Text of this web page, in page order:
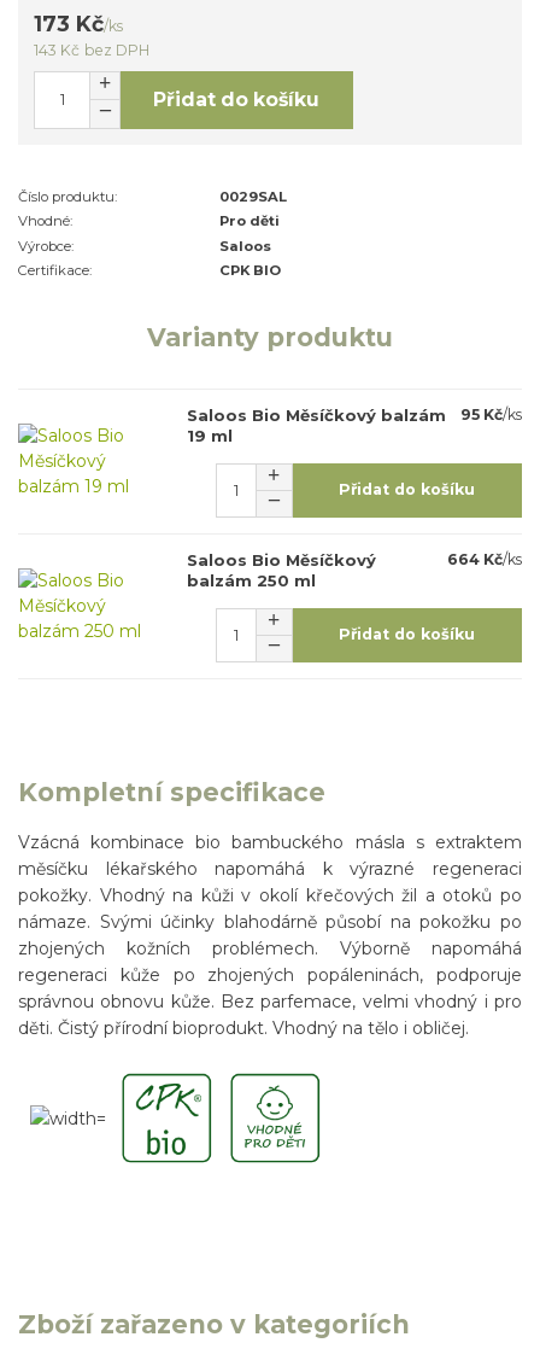
173 Kč/ks
143 Kč bez DPH
Přidat do košíku
Číslo produktu:
0029SAL
Vhodné:
Pro děti
Výrobce:
Saloos
Certifikace:
CPK BIO
Varianty produktu
Saloos Bio Měsíčkový balzám
19 ml
95 Kč/ks
Přidat do košíku
Saloos Bio Měsíčkový
balzám 250 ml
664 Kč/ks
Přidat do košíku
Kompletní specifikace
Vzácná kombinace bio bambuckého másla s extraktem
měsíčku lékařského napomáhá k výrazné regeneraci
pokožky. Vhodný na kůži v okolí křečových žil a otoků po
námaze. Svými účinky blahodárně působí na pokožku po
zhojených kožních problémech. Výborně napomáhá
regeneraci kůže po zhojených popáleninách, podporuje
správnou obnovu kůže. Bez parfemace, velmi vhodný i pro
děti. Čistý přírodní bioprodukt. Vhodný na tělo i obličej.
Zboží zařazeno v kategoriích